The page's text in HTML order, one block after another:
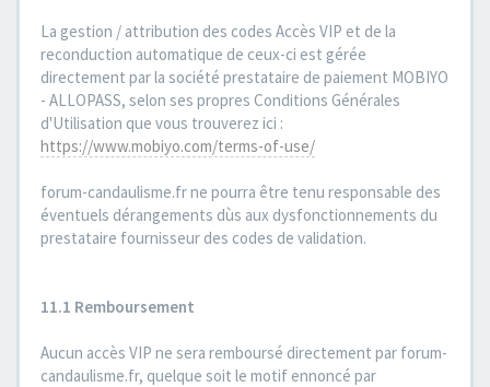
La gestion / attribution des codes Accès VIP et de la
reconduction automatique de ceux-ci est gérée
directement par la société prestataire de paiement MOBIYO
- ALLOPASS, selon ses propres Conditions Générales
d'Utilisation que vous trouverez ici :
https://www.mobiyo.com/terms-of-use/
forum-candaulisme.fr ne pourra être tenu responsable des
éventuels dérangements dùs aux dysfonctionnements du
prestataire fournisseur des codes de validation.
11.1 Remboursement
Aucun accès VIP ne sera remboursé directement par forum-
candaulisme.fr, quelque soit le motif ennoncé par